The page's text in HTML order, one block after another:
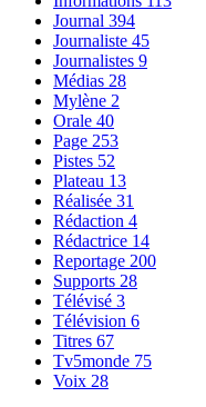
Journal 394
Journaliste 45
Journalistes 9
Médias 28
Mylène 2
Orale 40
Page 253
Pistes 52
Plateau 13
Réalisée 31
Rédaction 4
Rédactrice 14
Reportage 200
Supports 28
Télévisé 3
Télévision 6
Titres 67
Tv5monde 75
Voix 28